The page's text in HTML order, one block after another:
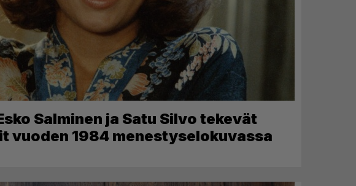
Salminen ja Satu Silvo tekevät
vuoden 1984 menestyselokuvassa